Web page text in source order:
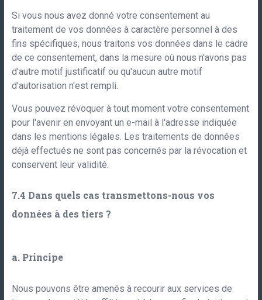
Si vous nous avez donné votre consentement au
traitement de vos données à caractère personnel à des
fins spécifiques, nous traitons vos données dans le cadre
de ce consentement, dans la mesure où nous n'avons pas
d'autre motif justificatif ou qu'aucun autre motif
d'autorisation n'est rempli.
Vous pouvez révoquer à tout moment votre consentement
pour l'avenir en envoyant un e-mail à l'adresse indiquée
dans les mentions légales. Les traitements de données
déjà effectués ne sont pas concernés par la révocation et
conservent leur validité.
Dans quels cas transmettons-nous vos
données à des tiers ?
a. Principe
Nous pouvons être amenés à recourir aux services de